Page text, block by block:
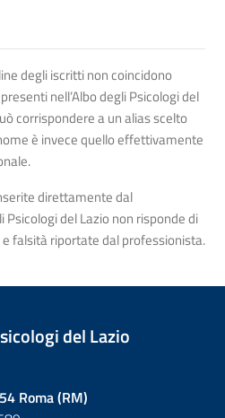
degli iscritti non coincidono
nell’Albo degli Psicologi del
corrispondere a un alias scelto
è invece quello effettivamente
direttamente dal
del Lazio non risponde di
falsità riportate dal professionista.
del Lazio
Roma (RM)